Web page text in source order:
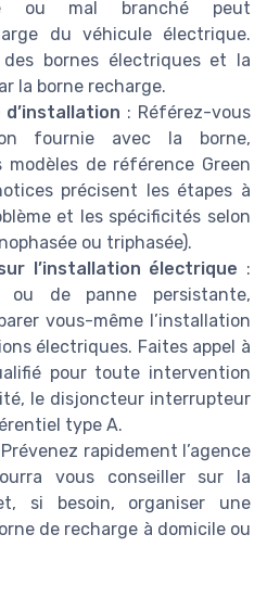
ou mal branché peut
du véhicule électrique.
des bornes électriques et la
la borne recharge.
: Référez-vous
fournie avec la borne,
de référence Green
précisent les étapes à
et les spécificités selon
ou triphasée).
l’installation électrique :
de panne persistante,
vous-même l’installation
électriques. Faites appel à
pour toute intervention
le disjoncteur interrupteur
type A.
rapidement l’agence
vous conseiller sur la
si besoin, organiser une
de recharge à domicile ou